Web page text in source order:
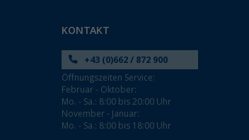
KONTAKT
+43 (0)662 / 872 900
Öffnungszeiten Service:
Februar - Oktober:
Mo. - Sa.: 8:00 bis 20:00 Uhr
November - Januar:
Mo. - Sa.: 8:00 bis 18:00 Uhr